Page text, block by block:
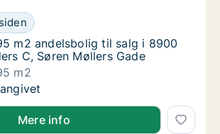
m2 andelsbolig til salg i 8900
til salg i 8900 Randers C,
m2 andelsbolig til salg i 8900
m2 andelsbolig til salg i 8900
C, Søren Møllers Gade
m2
m2 andelsbolig til salg i 8900
Mere info